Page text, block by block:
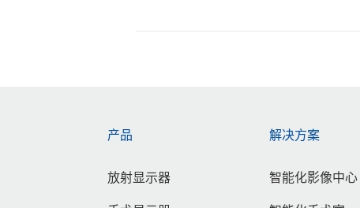
产品
放射显示器
解决方案
智能化影像中心